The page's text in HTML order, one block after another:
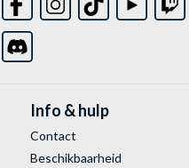
Info & hulp
Contact
Beschikbaarheid